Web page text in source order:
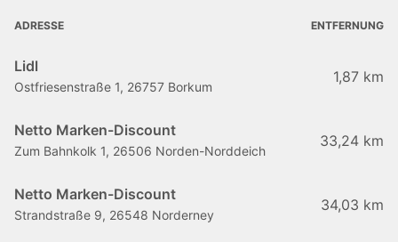
ADRESSE ENTFERNUNG
Lidl
Ostfriesenstraße 1, 26757 Borkum
1,87 km
Netto Marken-Discount
Zum Bahnkolk 1, 26506 Norden-Norddeich
33,24 km
Netto Marken-Discount
Strandstraße 9, 26548 Norderney
34,03 km